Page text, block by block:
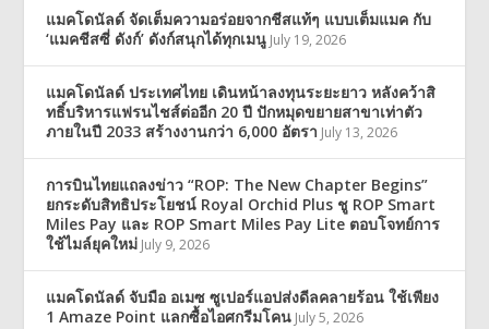
แมคโดนัลด์ จัดเต็มความอร่อยจากชีสแท้ๆ แบบเต็มแมค กับ
‘แมคชีสซี่ ดังก์’ ดังก์สนุกได้ทุกเมนู July 19, 2026
แมคโดนัลด์ ประเทศไทย เดินหน้าลงทุนระยะยาว หลังคว้าสิ
ทธิ์บริหารแฟรนไชส์ต่ออีก 20 ปี ปักหมุดขยายสาขาเท่าตัว
ภายในปี 2033 สร้างงานกว่า 6,000 อัตรา July 13, 2026
การบินไทยแถลงข่าว “ROP: The New Chapter Begins”
ยกระดับสิทธิประโยชน์ Royal Orchid Plus ชู ROP Smart
Miles Pay และ ROP Smart Miles Pay Lite ตอบโจทย์การ
ใช้ไมล์ยุคใหม่ July 9, 2026
แมคโดนัลด์ จับมือ อเมซ ซูเปอร์แอปส่งดีลคลายร้อน ใช้เพียง
1 Amaze Point แลกซื้อไอศกรีมโคน July 5, 2026